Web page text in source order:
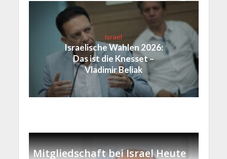
Israel
Israelische Wahlen 2026:
Das ist die Knesset –
Vladimir Beliak
Mitgliedschaft bei Israel Heute